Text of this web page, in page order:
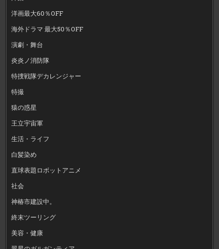
洋画最大60％OFF
海外ドラマ 最大50％OFF
演劇・舞台
炎炎ノ消防隊
特捜戦隊デカレンジャー
特撮
猿の惑星
王立宇宙軍
生活・ライフ
白髪染め
直球表題ロボットアニメ
社会
神椿市建設中。
終末ツーリング
美容・健康